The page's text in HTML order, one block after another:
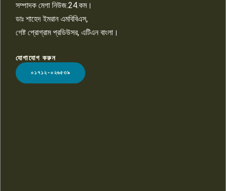
LOGO
সম্পাদক মেগা নিউজ.24.কম।
ডাঃ শাহেদ ইমরান এমবিবিএস,
গেষ্ট প্রোগ্রাম প্রডিউসর, এটিএন বাংলা।
যোগাযোগ করুন
০১৭১২-০২৬৫৩৯